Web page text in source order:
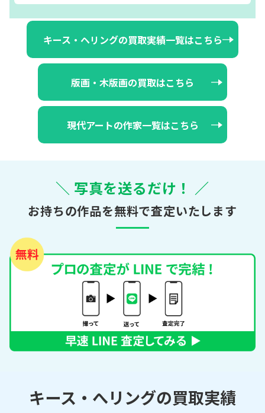
キース・ヘリングの買取実績一覧はこちら
版画・木版画の買取はこちら
現代アートの作家一覧はこちら
＼ 写真を送るだけ！ ／
お持ちの作品を無料で査定いたします
キース・へリングの買取実績